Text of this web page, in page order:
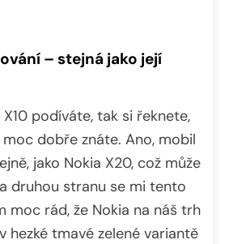
– stejná jako její
X10 podíváte, tak si řeknete,
dobře znáte. Ano, mobil
jako Nokia X20, což může
druhou stranu se mi tento
moc rád, že Nokia na náš trh
hezké tmavé zelené variantě